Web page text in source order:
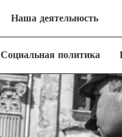
Наша деятельность
Социальная политика